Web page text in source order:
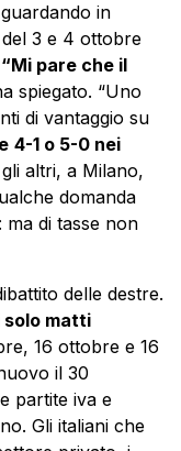
in
3 e 4 ottobre
“Mi pare che il
spiegato. “Uno
di vantaggio su
4-1 o 5-0 nei
altri, a Milano,
domanda
di tasse non
delle destre.
solo matti
16 ottobre e 16
il 30
partite iva e
Gli italiani che